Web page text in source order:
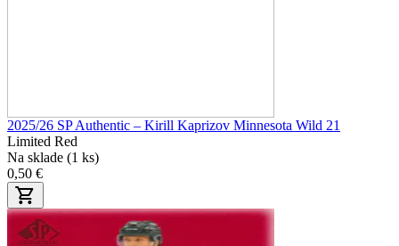
2025/26 SP Authentic – Kirill Kaprizov Minnesota Wild 21
Limited Red
Na sklade (1 ks)
0,50 €